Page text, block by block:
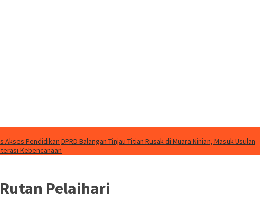
Akses Pendidikan DPRD Balangan Tinjau Titian Rusak di Muara Ninian, Masuk Usulan
Kebencanaan
Pelaihari